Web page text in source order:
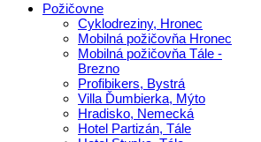
Požičovne
Cyklodreziny, Hronec
Mobilná požičovňa Hronec
Mobilná požičovňa Tále -
Brezno
Profibikers, Bystrá
Villa Ďumbierka, Mýto
Hradisko, Nemecká
Hotel Partizán, Tále